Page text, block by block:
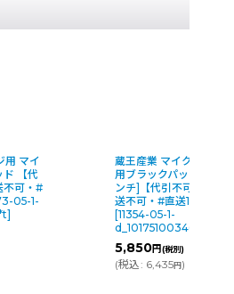
蔵王産業 マイクロマグ600
用ブラックパッド [24×14イ
ンチ]【代引不可・個人宅配
送不可・#直送1500円】
[11354-05-1-